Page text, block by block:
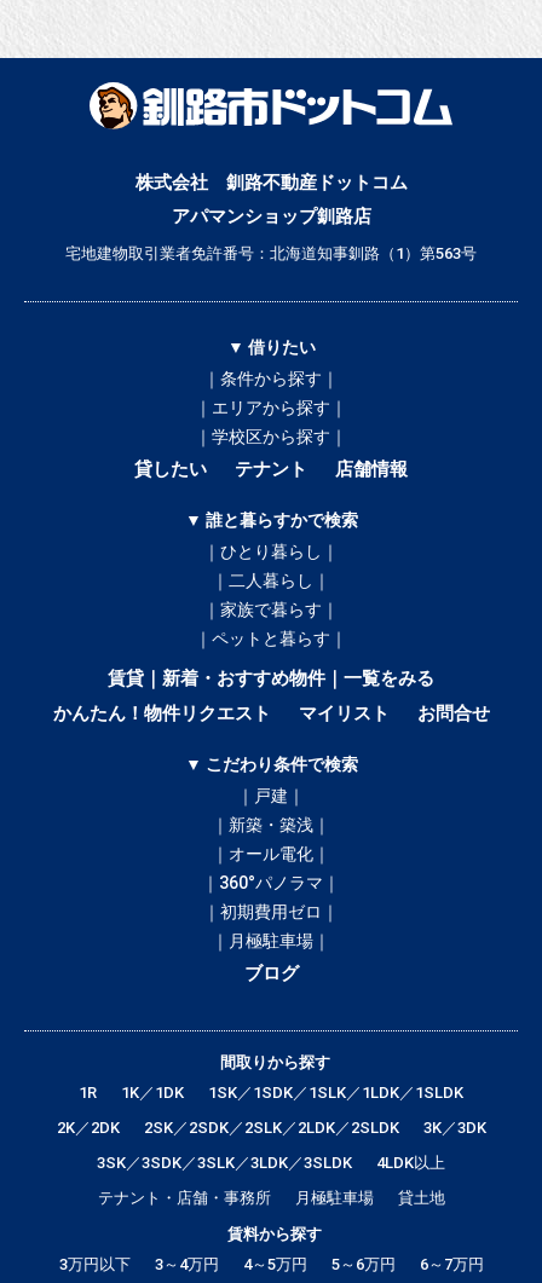
株式会社 釧路不動産ドットコム
アパマンショップ釧路店
宅地建物取引業者免許番号：北海道知事釧路（1）第563号
▼ 借りたい
｜条件から探す｜
｜エリアから探す｜
｜学校区から探す｜
貸したい テナント 店舗情報
▼ 誰と暮らすかで検索
｜ひとり暮らし｜
｜二人暮らし｜
｜家族で暮らす｜
｜ペットと暮らす｜
賃貸｜新着・おすすめ物件｜一覧をみる
かんたん！物件リクエスト
マイリスト お問合せ
▼ こだわり条件で検索
｜戸建｜
｜新築・築浅｜
｜オール電化｜
｜360°パノラマ｜
｜初期費用ゼロ｜
｜月極駐車場｜
ブログ
間取りから探す
1R
1K／1DK
1SK／1SDK／1SLK／1LDK／1SLDK
2K／2DK
2SK／2SDK／2SLK／2LDK／2SLDK
3K／3DK
3SK／3SDK／3SLK／3LDK／3SLDK
4LDK以上
テナント・店舗・事務所
月極駐車場
貸土地
賃料から探す
3万円以下
3～4万円 4～5万円 5～6万円 6～7万円